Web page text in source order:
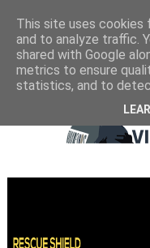
This site uses cookies
and to analyze traffic.
shared with Google
metrics to ensure
statistics, and to